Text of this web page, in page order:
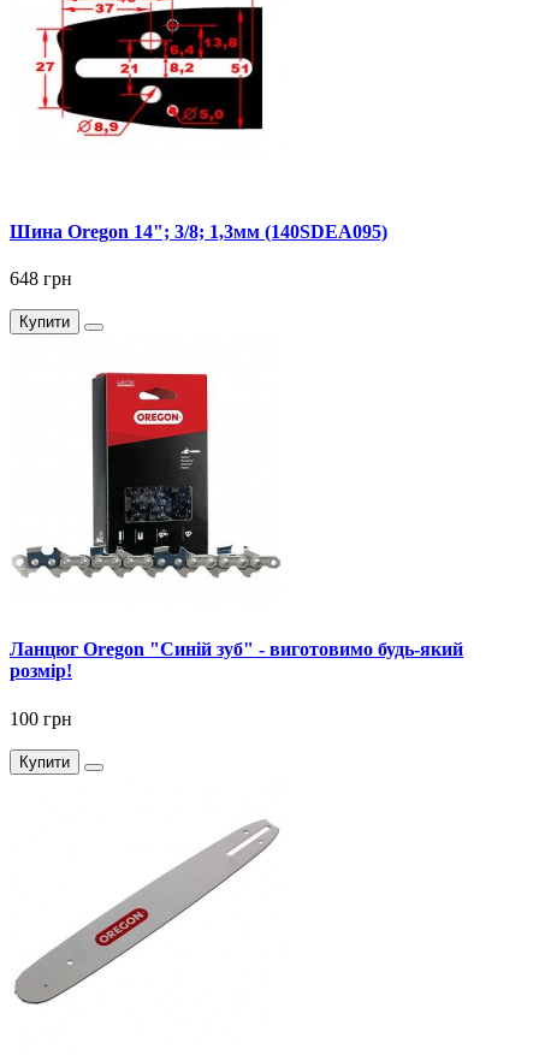
Шина Oregon 14"; 3/8; 1,3мм (140SDEA095)
648 грн
Купити
Ланцюг Oregon "Синій зуб" - виготовимо будь-який
розмір!
100 грн
Купити